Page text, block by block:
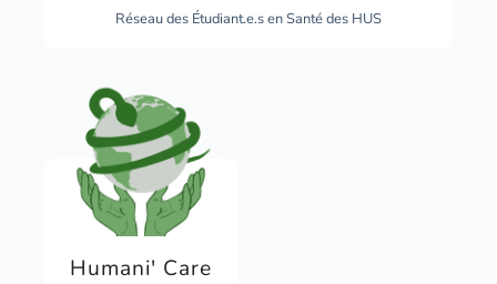
Réseau des Étudiant.e.s en Santé des HUS
Humani' Care